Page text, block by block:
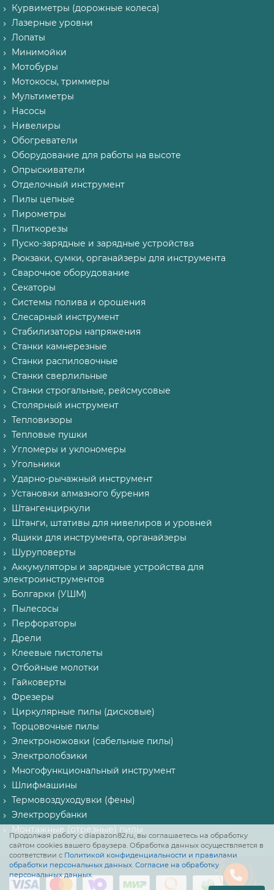
Продолжая работу с diapazon82.ru, вы соглашаетесь на обработку
сайтом cookies вашего браузера. Обработка данных осуществляется в
соответствии с Политикой конфиденциальности и правилами
обработки персональных данных. Согласие на обработку
персональных данных.
Курвиметры (дорожные колеса)
Лазерные уровни
Лопаты
Минимойки
Мотобуры
Мотокосы, триммеры
Мультиметры
Насосы
Нивелиры
Обогреватели
Оборудование для работы на высоте
Опрыскиватели
Отделочный инструмент
Пилы цепные
Пирометры
Плиткорезы
Пуско-зарядные и зарядные устройства
Рюкзаки, сумки, органайзеры для инструмента
Сварочное оборудование
Секаторы
Системы полива и орошения
Слесарный инструмент
Стабилизаторы напряжения
Станки камнерезные
Станки распиловочные
Станки сверлильные
Станки строгальные, рейсмусовые
Столярный инструмент
Тепловизоры
Тепловые пушки
Угломеры и уклономеры
Угольники
Ударно-рычажный инструмент
Установки алмазного бурения
Штангенциркули
Штанги, штативы для нивелиров и уровней
Ящики для инструмента, органайзеры
Шуруповерты
Аккумуляторы и зарядные устройства для
электроинструментов
Болгарки (УШМ)
Пылесосы
Перфораторы
Дрели
Клеевые пистолеты
Отбойные молотки
Гайковерты
Фрезеры
Циркулярные пилы (дисковые)
Торцовочные пилы
Электроножовки (сабельные пилы)
Электролобзики
Многофункциональный инструмент
Шлифмашины
Термовоздуходувки (фены)
Электрорубанки
Монтажные (отрезные) пилы